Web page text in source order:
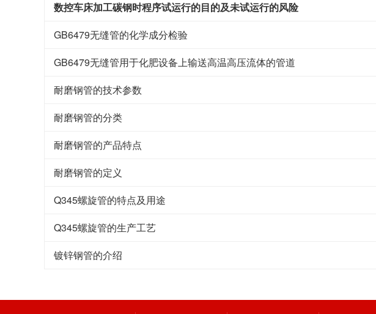
数控车床加工碳钢时程序试运行的目的及未试运行的风险
GB6479无缝管的化学成分检验
GB6479无缝管用于化肥设备上输送高温高压流体的管道
耐磨钢管的技术参数
耐磨钢管的分类
耐磨钢管的产品特点
耐磨钢管的定义
Q345螺旋管的特点及用途
Q345螺旋管的生产工艺
镀锌钢管的介绍